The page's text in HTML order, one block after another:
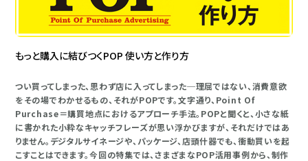
もっと購入に結びつくPOP 使い方と作り方
つい買ってしまった、思わず店に入ってしまった─理屈ではない、消費意欲
をその場でわかせるもの、それがPOPです。文字通り、Point Of
Purchase＝購買地点におけるアプローチ手法。POPと聞くと、小さな紙
に書かれた小粋なキャッチフレーズが思い浮かびますが、それだけではあ
りません。デジタルサイネージや、パッケージ、店頭什器でも、衝動買いを起
こすことはできます。今回の特集では、さまざまなPOP活用事例から、制作